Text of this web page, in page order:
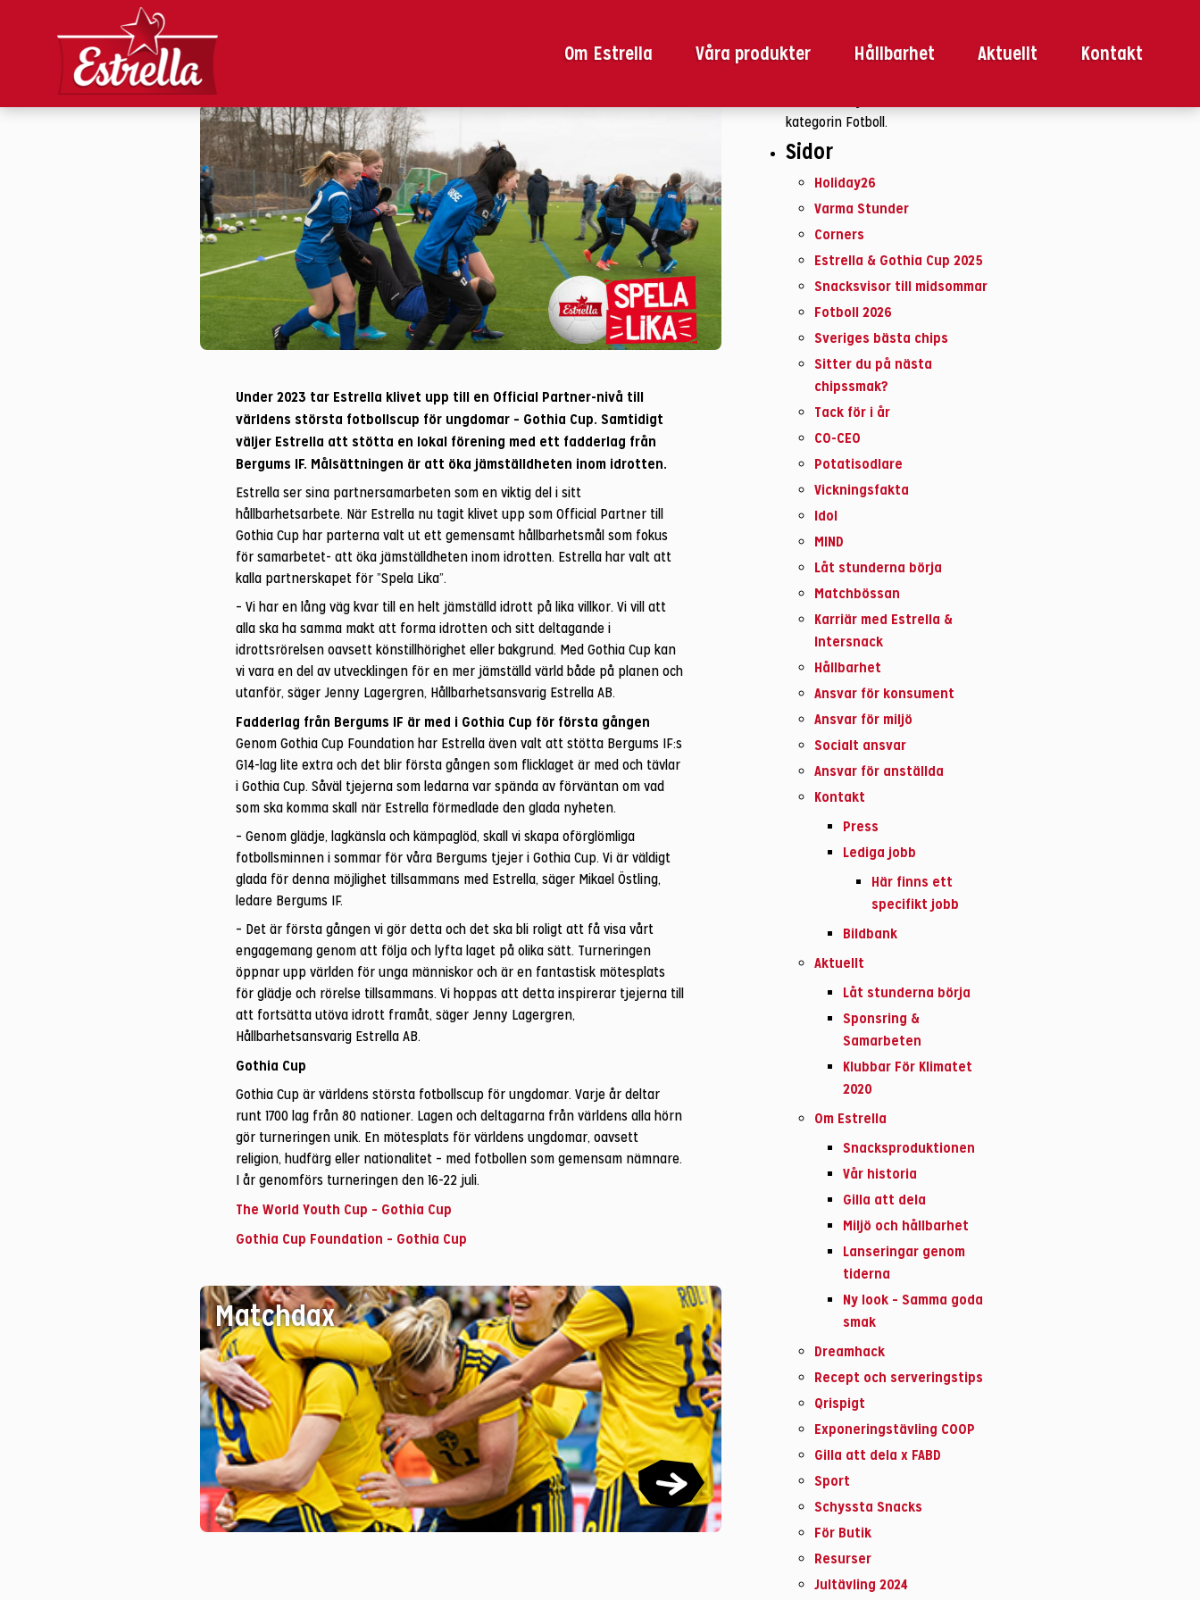
Om Estrella Våra produkter Hållbarhet Aktuellt Kontakt
tillsammans med Gothia Cup 2023 – tar
klivet upp som officiell partner.
Under 2023 tar Estrella klivet upp till en Official Partner-nivå till
världens största fotbollscup för ungdomar – Gothia Cup. Samtidigt
väljer Estrella att stötta en lokal förening med ett fadderlag från
Bergums IF. Målsättningen är att öka jämställdheten inom idrotten.
Estrella ser sina partnersamarbeten som en viktig del i sitt
hållbarhetsarbete. När Estrella nu tagit klivet upp som Official Partner till
Gothia Cup har parterna valt ut ett gemensamt hållbarhetsmål som fokus
för samarbetet- att öka jämställdheten inom idrotten. Estrella har valt att
kalla partnerskapet för ”Spela Lika”.
– Vi har en lång väg kvar till en helt jämställd idrott på lika villkor. Vi vill att
alla ska ha samma makt att forma idrotten och sitt deltagande i
idrottsrörelsen oavsett könstillhörighet eller bakgrund. Med Gothia Cup kan
vi vara en del av utvecklingen för en mer jämställd värld både på planen och
utanför, säger Jenny Lagergren, Hållbarhetsansvarig Estrella AB.
Fadderlag från Bergums IF är med i Gothia Cup för första gången
Genom Gothia Cup Foundation har Estrella även valt att stötta Bergums IF:s
G14-lag lite extra och det blir första gången som flicklaget är med och tävlar
i Gothia Cup. Såväl tjejerna som ledarna var spända av förväntan om vad
som ska komma skall när Estrella förmedlade den glada nyheten.
– Genom glädje, lagkänsla och kämpaglöd, skall vi skapa oförglömliga
fotbollsminnen i sommar för våra Bergums tjejer i Gothia Cup. Vi är väldigt
glada för denna möjlighet tillsammans med Estrella, säger Mikael Östling,
ledare Bergums IF.
– Det är första gången vi gör detta och det ska bli roligt att få visa vårt
engagemang genom att följa och lyfta laget på olika sätt. Turneringen
öppnar upp världen för unga människor och är en fantastisk mötesplats
för glädje och rörelse tillsammans. Vi hoppas att detta inspirerar tjejerna till
att fortsätta utöva idrott framåt, säger Jenny Lagergren,
Hållbarhetsansvarig Estrella AB.
Gothia Cup
Gothia Cup är världens största fotbollscup för ungdomar. Varje år deltar
runt 1700 lag från 80 nationer. Lagen och deltagarna från världens alla hörn
gör turneringen unik. En mötesplats för världens ungdomar, oavsett
religion, hudfärg eller nationalitet – med fotbollen som gemensam nämnare.
I år genomförs turneringen den 16-22 juli.
The World Youth Cup – Gothia Cup
Gothia Cup Foundation – Gothia Cup
Matchdax
efter:
kategorin Fotboll.
Sidor
Holiday26
Varma Stunder
Corners
Estrella & Gothia Cup 2025
Snacksvisor till midsommar
Fotboll 2026
Sveriges bästa chips
Sitter du på nästa
chipssmak?
Tack för i år
CO-CEO
Potatisodlare
Vickningsfakta
Idol
MIND
Låt stunderna börja
Matchbössan
Karriär med Estrella &
Intersnack
Hållbarhet
Ansvar för konsument
Ansvar för miljö
Socialt ansvar
Ansvar för anställda
Kontakt
Press
Lediga jobb
Här finns ett
specifikt jobb
Bildbank
Aktuellt
Låt stunderna börja
Sponsring &
Samarbeten
Klubbar För Klimatet
2020
Om Estrella
Snacksproduktionen
Vår historia
Gilla att dela
Miljö och hållbarhet
Lanseringar genom
tiderna
Ny look – Samma goda
smak
Dreamhack
Recept och serveringstips
Qrispigt
Exponeringstävling COOP
Gilla att dela x FABD
Sport
Schyssta Snacks
För Butik
Resurser
Jultävling 2024